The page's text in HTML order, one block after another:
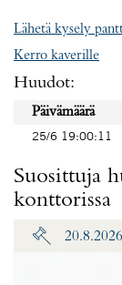
Lähetä kysely
Kerro kaverille
Huudot:
Päivämäärä
25/6 19:00:11
Suosittuja
konttorissa